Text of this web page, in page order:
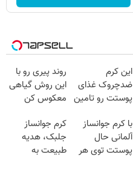
این کرم
ضدچروک غذای
پوستت رو تامین
40%تخفیف)
روند پیری رو با
این روش گیاهی
معکوس کن
با کرم جوانساز
آلمانی حال
پوستت توی هر
کرم جوانساز
جلبک، هدیه
طبیعت به